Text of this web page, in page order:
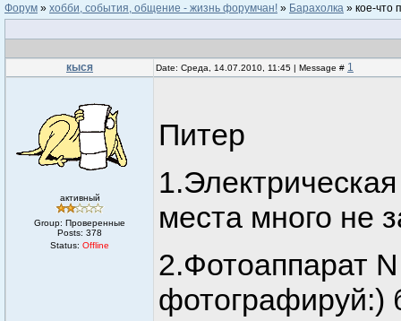
Форум » хобби, события, общение - жизнь форумчан! » Барахолка » кое-что
кыся Date: Среда, 14.07.2010, 11:45 | Message # 1
активный
Group: Проверенные
Posts: 378
Status: Offline
Питер
места много не
2.Фотоаппарат
фотографируй:)